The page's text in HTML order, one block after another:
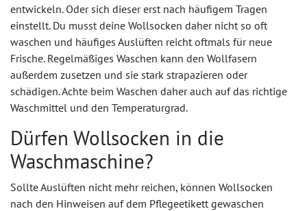
entwickeln. Oder sich dieser erst nach häufigem Tragen
einstellt. Du musst deine Wollsocken daher nicht so oft
waschen und häufiges Auslüften reicht oftmals für neue
Frische. Regelmäßiges Waschen kann den Wollfasern
außerdem zusetzen und sie stark strapazieren oder
schädigen. Achte beim Waschen daher auch auf das richtige
Waschmittel und den Temperaturgrad.
Dürfen Wollsocken in die
Waschmaschine?
Sollte Auslüften nicht mehr reichen, können Wollsocken
nach den Hinweisen auf dem Pflegeetikett gewaschen